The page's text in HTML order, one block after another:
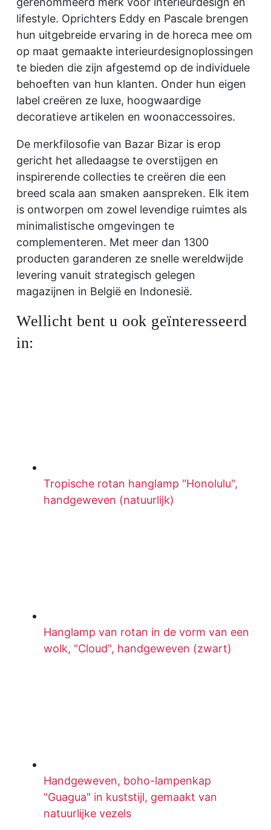
lifestyle. Oprichters Eddy en Pascale brengen
hun uitgebreide ervaring in de horeca mee om
op maat gemaakte interieurdesignoplossingen
te bieden die zijn afgestemd op de individuele
behoeften van hun klanten. Onder hun eigen
label creëren ze luxe, hoogwaardige
decoratieve artikelen en woonaccessoires.
De merkfilosofie van Bazar Bizar is erop
gericht het alledaagse te overstijgen en
inspirerende collecties te creëren die een
breed scala aan smaken aanspreken. Elk item
is ontworpen om zowel levendige ruimtes als
minimalistische omgevingen te
complementeren. Met meer dan 1300
producten garanderen ze snelle wereldwijde
levering vanuit strategisch gelegen
magazijnen in België en Indonesië.
Wellicht bent u ook geïnteresseerd
in:
Tropische rotan hanglamp "Honolulu",
handgeweven (natuurlijk)
Hanglamp van rotan in de vorm van een
wolk, "Cloud", handgeweven (zwart)
Handgeweven, boho-lampenkap
"Guagua" in kuststijl, gemaakt van
natuurlijke vezels